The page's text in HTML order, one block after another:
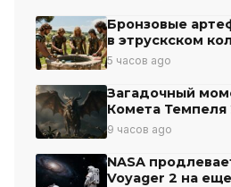
Бронзовые
в этрускском
5 часов ago
Загадочный
Комета Темпеля
9 часов ago
NASA
Voyager 2 на